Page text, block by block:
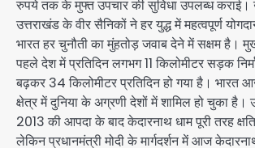
रुपये तक के मुफ्त उपचार की सुविधा उपलब्ध कराई।
उत्तराखंड के वीर सैनिकों ने हर युद्ध में महत्वपूर्ण
भारत हर चुनौती का मुंहतोड़ जवाब देने में सक्षम है।
पहले देश में प्रतिदिन लगभग 11 किलोमीटर सड़क
बढ़कर 34 किलोमीटर प्रतिदिन हो गया है। भारत
क्षेत्र में दुनिया के अग्रणी देशों में शामिल हो चुका है।
2013 की आपदा के बाद केदारनाथ धाम पूरी तरह
लेकिन प्रधानमंत्री मोदी के मार्गदर्शन में आज